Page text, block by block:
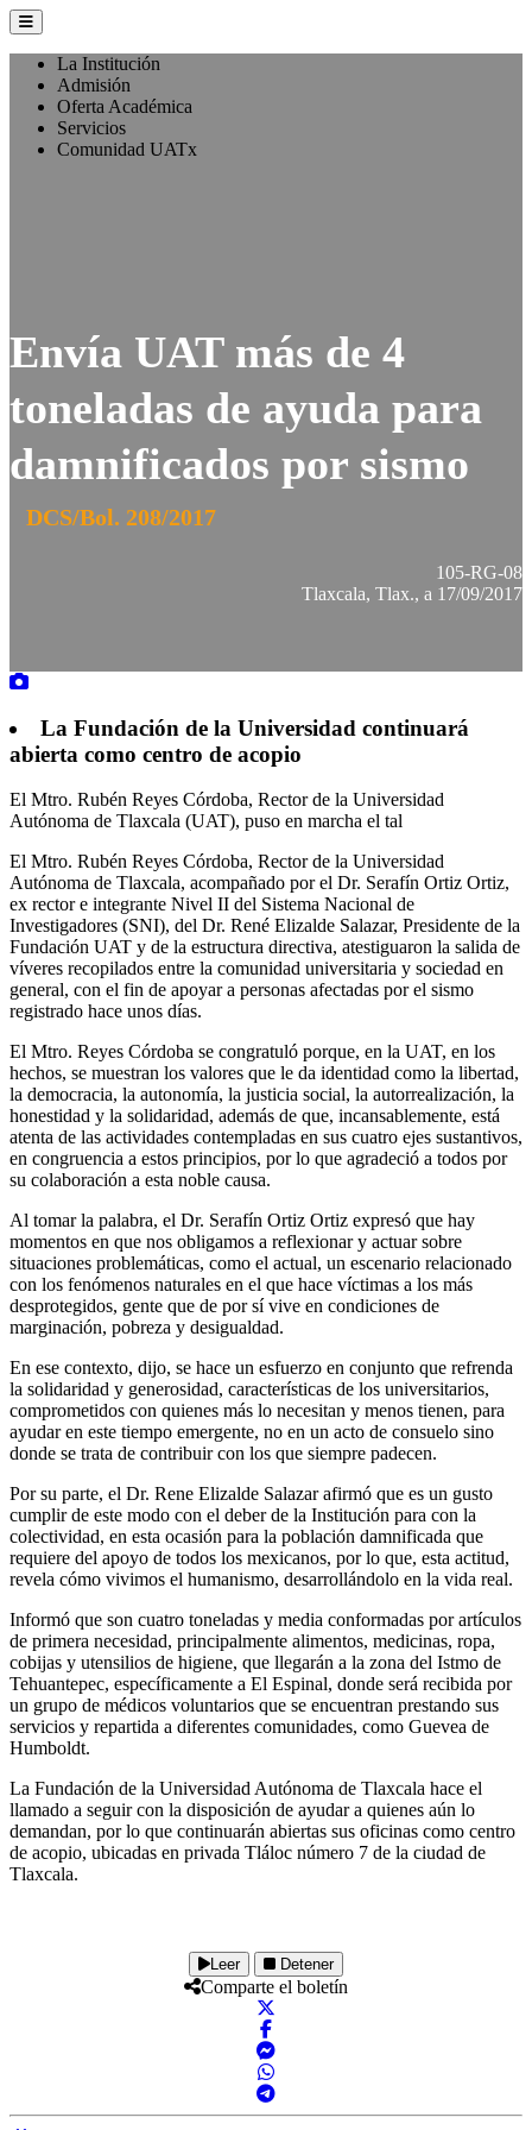
La Institución
Admisión
Oferta Académica
Servicios
Comunidad UATx
Envía UAT más de 4
toneladas de ayuda para
damnificados por sismo
DCS/Bol. 208/2017
105-RG-08
Tlaxcala, Tlax., a 17/09/2017
La Fundación de la Universidad continuará
abierta como centro de acopio
El Mtro. Rubén Reyes Córdoba, Rector de la Universidad
Autónoma de Tlaxcala (UAT), puso en marcha el tal
El Mtro. Rubén Reyes Córdoba, Rector de la Universidad
Autónoma de Tlaxcala, acompañado por el Dr. Serafín Ortiz Ortiz,
ex rector e integrante Nivel II del Sistema Nacional de
Investigadores (SNI), del Dr. René Elizalde Salazar, Presidente de la
Fundación UAT y de la estructura directiva, atestiguaron la salida de
víveres recopilados entre la comunidad universitaria y sociedad en
general, con el fin de apoyar a personas afectadas por el sismo
registrado hace unos días.
El Mtro. Reyes Córdoba se congratuló porque, en la UAT, en los
hechos, se muestran los valores que le da identidad como la libertad,
la democracia, la autonomía, la justicia social, la autorrealización, la
honestidad y la solidaridad, además de que, incansablemente, está
atenta de las actividades contempladas en sus cuatro ejes sustantivos,
en congruencia a estos principios, por lo que agradeció a todos por
su colaboración a esta noble causa.
Al tomar la palabra, el Dr. Serafín Ortiz Ortiz expresó que hay
momentos en que nos obligamos a reflexionar y actuar sobre
situaciones problemáticas, como el actual, un escenario relacionado
con los fenómenos naturales en el que hace víctimas a los más
desprotegidos, gente que de por sí vive en condiciones de
marginación, pobreza y desigualdad.
En ese contexto, dijo, se hace un esfuerzo en conjunto que refrenda
la solidaridad y generosidad, características de los universitarios,
comprometidos con quienes más lo necesitan y menos tienen, para
ayudar en este tiempo emergente, no en un acto de consuelo sino
donde se trata de contribuir con los que siempre padecen.
Por su parte, el Dr. Rene Elizalde Salazar afirmó que es un gusto
cumplir de este modo con el deber de la Institución para con la
colectividad, en esta ocasión para la población damnificada que
requiere del apoyo de todos los mexicanos, por lo que, esta actitud,
revela cómo vivimos el humanismo, desarrollándolo en la vida real.
Informó que son cuatro toneladas y media conformadas por artículos
de primera necesidad, principalmente alimentos, medicinas, ropa,
cobijas y utensilios de higiene, que llegarán a la zona del Istmo de
Tehuantepec, específicamente a El Espinal, donde será recibida por
un grupo de médicos voluntarios que se encuentran prestando sus
servicios y repartida a diferentes comunidades, como Guevea de
Humboldt.
La Fundación de la Universidad Autónoma de Tlaxcala hace el
llamado a seguir con la disposición de ayudar a quienes aún lo
demandan, por lo que continuarán abiertas sus oficinas como centro
de acopio, ubicadas en privada Tláloc número 7 de la ciudad de
Tlaxcala.
Leer Detener
Comparte el boletín